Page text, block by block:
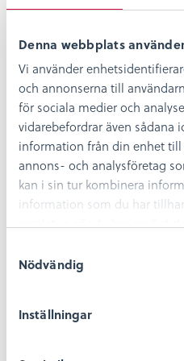
Denna webbplats
Vi använder
och annonserna till
för sociala medier och
vidarebefordrar även sådana
information från din enhet till
annons- och analysföretag
kan i sin tur kombinera
information som du har
samlat in när du har använt
Nödvändig
Inställningar
Pressglas tillverkas idag
begränsad omfattning.
beskrivits som den
inom glastillverkningen
matchande status har
Tvärt om, det pressade
billig masstillverkad
att göra med glaskonst
högre skolan.
Pressat glas (pdf)
Pressed Glass (pdf)
Glasmåleri i